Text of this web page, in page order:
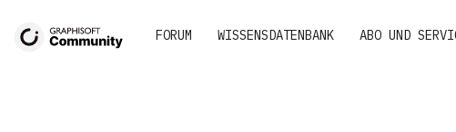
FORUM WISSENSDATENBANK ABO UND